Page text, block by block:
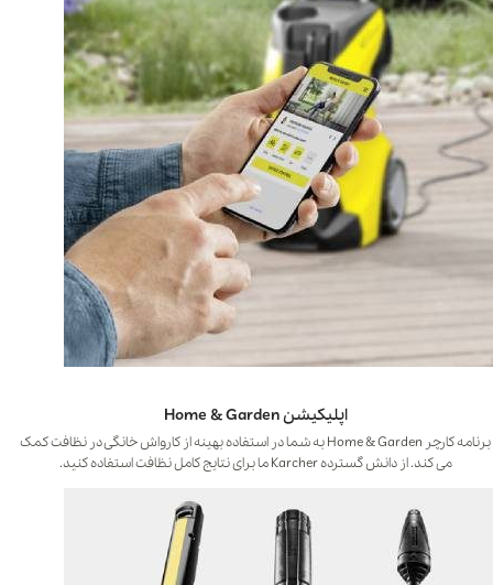
اپلیکیشن Home & Garden
برنامه کارچر Home & Garden به شما در استفاده بهینه از کارواش خانگی در نظافت کمک
می کند. از دانش گسترده Karcher ما برای نتایج کامل نظافت استفاده کنید.